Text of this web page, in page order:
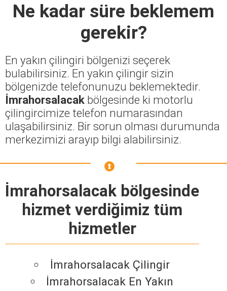
Ne kadar süre beklemem
gerekir?
En yakın çilingiri bölgenizi seçerek
bulabilirsiniz. En yakın çilingir sizin
bölgenizde telefonunuzu beklemektedir.
İmrahorsalacak bölgesinde ki motorlu
çilingircimize telefon numarasından
ulaşabilirsiniz. Bir sorun olması durumunda
merkezimizi arayıp bilgi alabilirsiniz.
İmrahorsalacak bölgesinde
hizmet verdiğimiz tüm
hizmetler
İmrahorsalacak Çilingir
İmrahorsalacak En Yakın